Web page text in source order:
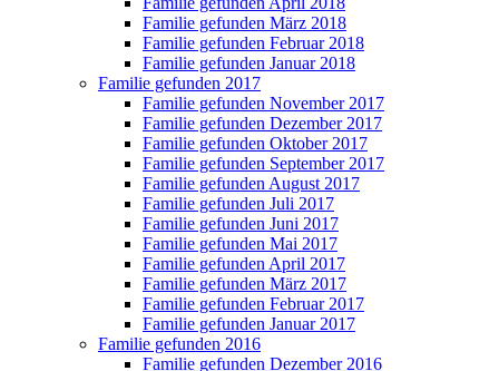
Familie gefunden März 2018
Familie gefunden Februar 2018
Familie gefunden Januar 2018
Familie gefunden 2017
Familie gefunden November 2017
Familie gefunden Dezember 2017
Familie gefunden Oktober 2017
Familie gefunden September 2017
Familie gefunden August 2017
Familie gefunden Juli 2017
Familie gefunden Juni 2017
Familie gefunden Mai 2017
Familie gefunden April 2017
Familie gefunden März 2017
Familie gefunden Februar 2017
Familie gefunden Januar 2017
Familie gefunden 2016
Familie gefunden Dezember 2016